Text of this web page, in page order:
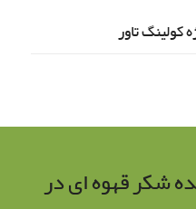
کولینگ تاور
شکر قهوه ای در